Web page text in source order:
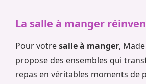
La salle à manger
Pour votresalle à manger,
propose des ensembles qui
repas en véritables moments de